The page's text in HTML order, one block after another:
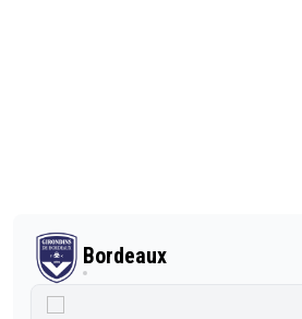
Bordeaux